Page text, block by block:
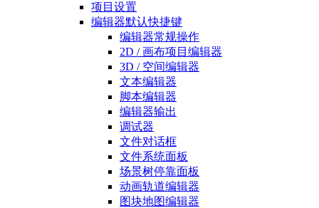
项目设置
编辑器默认快捷键
编辑器常规操作
2D / 画布项目编辑器
3D / 空间编辑器
文本编辑器
脚本编辑器
编辑器输出
调试器
文件对话框
文件系统面板
场景树停靠面板
动画轨道编辑器
图块地图编辑器